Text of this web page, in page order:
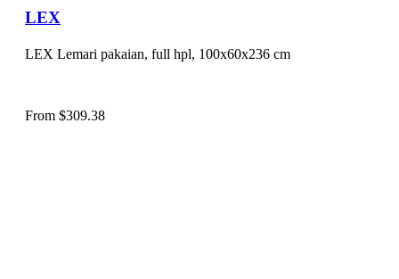
LEX
LEX Lemari pakaian, full hpl, 100x60x236 cm
From $309.38